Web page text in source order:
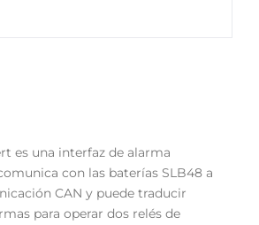
es una interfaz de alarma
con las baterías SLB48 a
CAN y puede traducir
para operar dos relés de